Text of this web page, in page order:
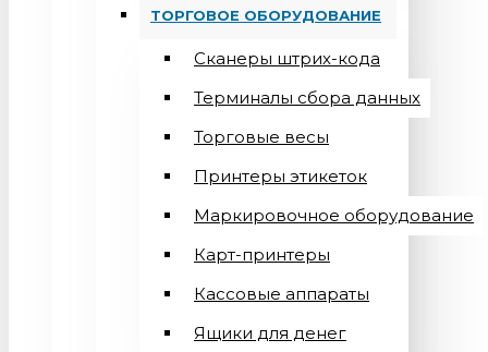
ТОРГОВОЕ ОБОРУДОВАНИЕ
Сканеры штрих-кода
Терминалы сбора данных
Торговые весы
Принтеры этикеток
Маркировочное оборудование
Карт-принтеры
Кассовые аппараты
Ящики для денег